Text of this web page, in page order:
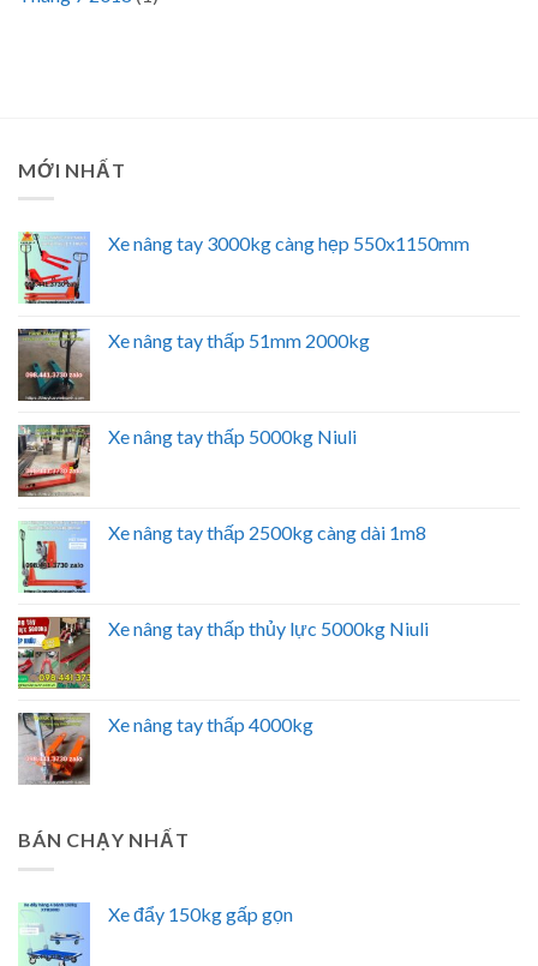
MỚI NHẤT
Xe nâng tay 3000kg càng hẹp 550x1150mm
Xe nâng tay thấp 51mm 2000kg
Xe nâng tay thấp 5000kg Niuli
Xe nâng tay thấp 2500kg càng dài 1m8
Xe nâng tay thấp thủy lực 5000kg Niuli
Xe nâng tay thấp 4000kg
BÁN CHẠY NHẤT
Xe đẩy 150kg gấp gọn